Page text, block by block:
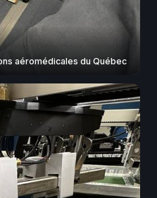
aéromédicales du Québec